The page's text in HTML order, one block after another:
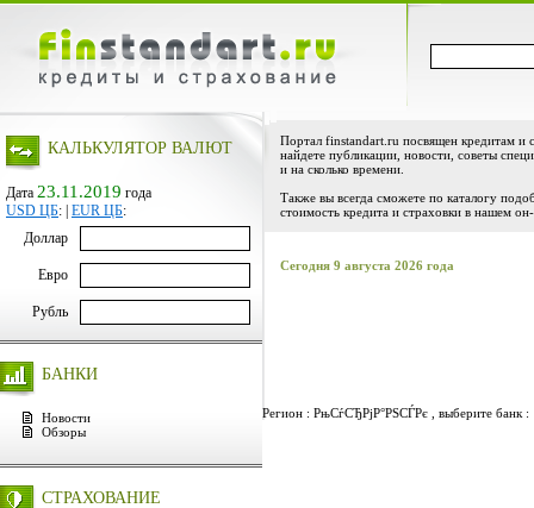
КАЛЬКУЛЯТОР ВАЛЮТ
Дата 23.11.2019 года
USD ЦБ: EUR ЦБ:
Доллар
Евро
Рубль
БАНКИ
Новости
Обзоры
СТРАХОВАНИЕ
Портал finstandart.ru посвящен кредитам и
найдете публикации, новости, советы
и на сколько времени.
Также вы всегда сможете по каталогу
стоимость кредита и страховки в нашем
Сегодня 9 августа 2026 года
Регион : РњСѓСЂРјР°РЅСЃРє , выберите банк :